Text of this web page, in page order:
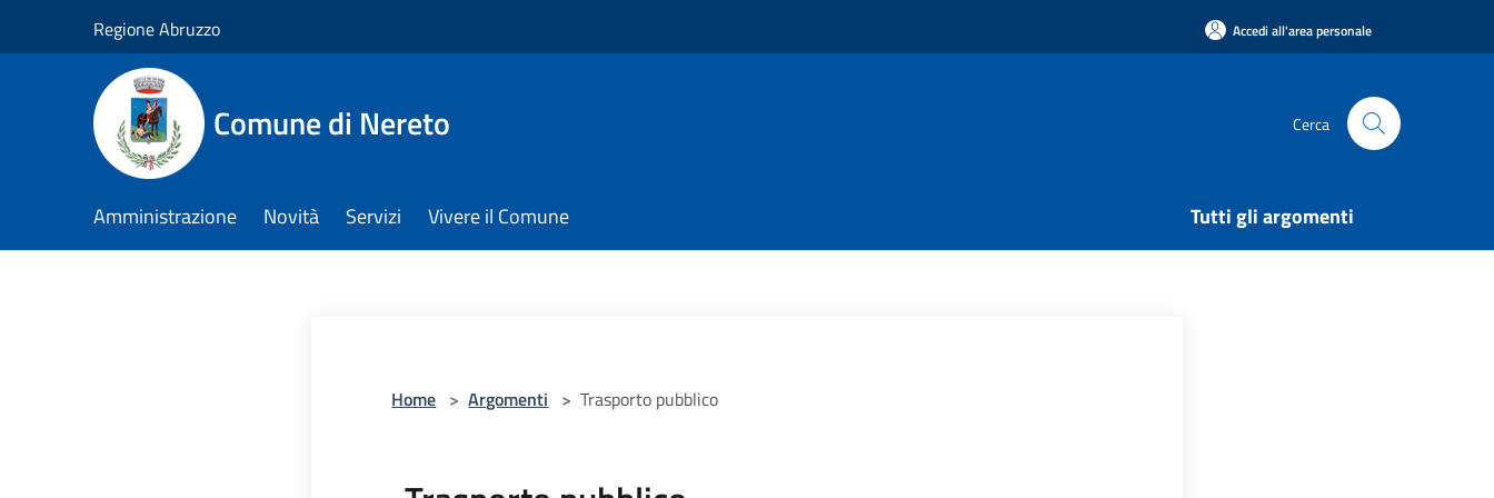
Regione Abruzzo Accedi all'area personale
Comune di Nereto Cerca
Amministrazione Novità Servizi Vivere il Comune Tutti gli argomenti
Home > Argomenti > Trasporto pubblico